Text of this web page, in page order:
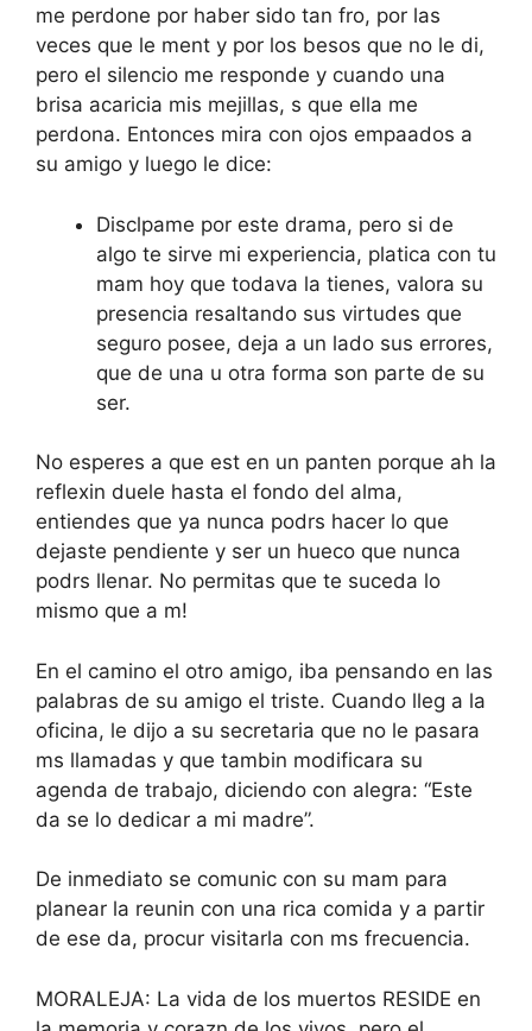
me perdone por haber sido tan fro, por las
veces que le ment y por los besos que no le di,
pero el silencio me responde y cuando una
brisa acaricia mis mejillas, s que ella me
perdona. Entonces mira con ojos empaados a
su amigo y luego le dice:
Disclpame por este drama, pero si de
algo te sirve mi experiencia, platica con tu
mam hoy que todava la tienes, valora su
presencia resaltando sus virtudes que
seguro posee, deja a un lado sus errores,
que de una u otra forma son parte de su
ser.
No esperes a que est en un panten porque ah la
reflexin duele hasta el fondo del alma,
entiendes que ya nunca podrs hacer lo que
dejaste pendiente y ser un hueco que nunca
podrs llenar. No permitas que te suceda lo
mismo que a m!
En el camino el otro amigo, iba pensando en las
palabras de su amigo el triste. Cuando lleg a la
oficina, le dijo a su secretaria que no le pasara
ms llamadas y que tambin modificara su
agenda de trabajo, diciendo con alegra: “Este
da se lo dedicar a mi madre”.
De inmediato se comunic con su mam para
planear la reunin con una rica comida y a partir
de ese da, procur visitarla con ms frecuencia.
MORALEJA: La vida de los muertos RESIDE en